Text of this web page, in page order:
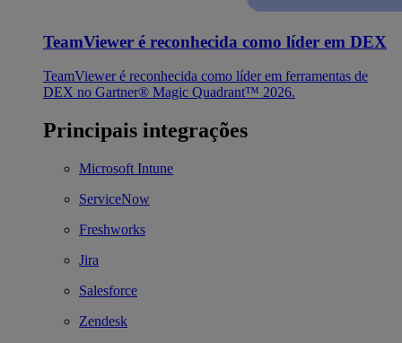
TeamViewer é reconhecida como líder em DEX
TeamViewer é reconhecida como líder em ferramentas de
DEX no Gartner® Magic Quadrant™ 2026.
Principais integrações
Microsoft Intune
ServiceNow
Freshworks
Jira
Salesforce
Zendesk